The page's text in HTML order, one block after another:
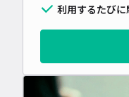
利用するたび